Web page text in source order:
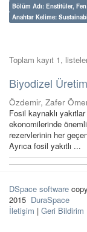
Bölüm Adı: Enstitüler,
Anahtar Kelime:
Toplam kayıt 1,
Biyodizel
Özdemir, Zafer
Fosil kaynaklı
ekonomilerinde
rezervlerinin her
Ayrıca fosil yakıtlı ...
DSpace software
2015 DuraSpace
İletişim | Geri Bildirim